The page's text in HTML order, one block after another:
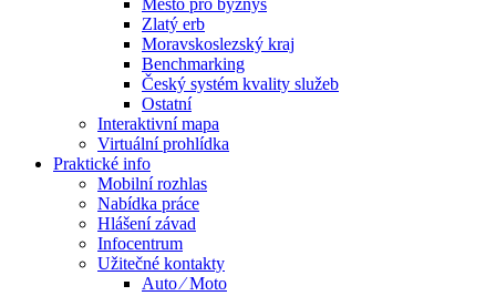
Město pro byznys
Zlatý erb
Moravskoslezský kraj
Benchmarking
Český systém kvality služeb
Ostatní
Interaktivní mapa
Virtuální prohlídka
Praktické info
Mobilní rozhlas
Nabídka práce
Hlášení závad
Infocentrum
Užitečné kontakty
Auto ⁄ Moto